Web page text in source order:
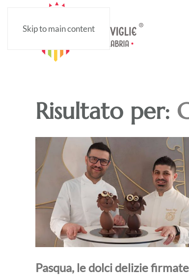
Skip to main content
Risultato per:
Pasqua, le dolci delizie